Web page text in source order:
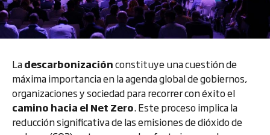
Ladescarbonizaciónconstituye una cuestión de
máxima importancia en la agenda global de gobiernos,
organizaciones y sociedad para recorrer con éxito el
camino hacia el Net Zero. Este proceso implica la
reducción significativa de las emisiones de dióxido de